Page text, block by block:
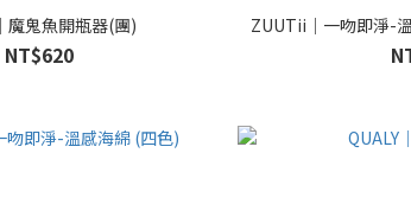
魔鬼魚開瓶器(團)
NT$620
ZUUTii｜一吻即淨-